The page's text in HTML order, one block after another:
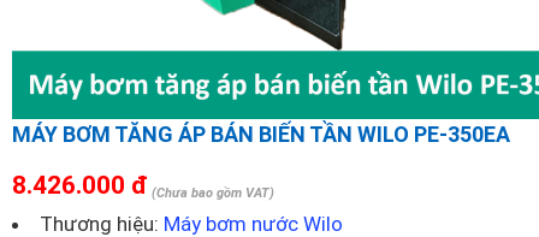
MÁY BƠM TĂNG ÁP BÁN BIẾN TẦN WILO PE-350EA
8.426.000 đ (Chưa bao gồm VAT)
Thương hiệu: Máy bơm nước Wilo